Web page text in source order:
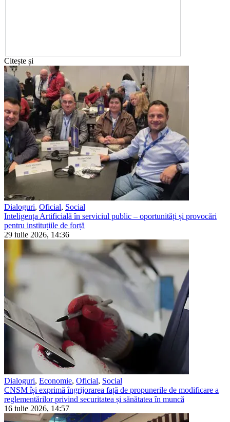
Citește și
Dialoguri, Oficial, Social
Inteligența Artificială în serviciul public – oportunități și provocări
pentru instituțiile de forță
29 iulie 2026, 14:36
Dialoguri, Economie, Oficial, Social
CNSM își exprimă îngrijorarea față de propunerile de modificare a
reglementărilor privind securitatea și sănătatea în muncă
16 iulie 2026, 14:57